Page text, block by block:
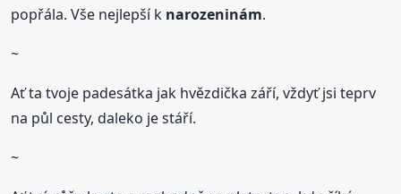
popřála. Vše nejlepší k narozeninám.
~
Ať ta tvoje padesátka jak hvězdička září, vždyť jsi teprv
na půl cesty, daleko je stáří.
~